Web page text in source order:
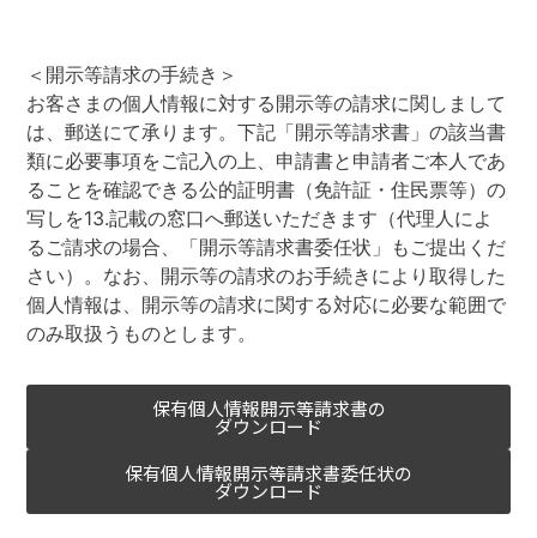
＜開示等請求の手続き＞
お客さまの個人情報に対する開示等の請求に関しまして
は、郵送にて承ります。下記「開示等請求書」の該当書
類に必要事項をご記入の上、申請書と申請者ご本人であ
ることを確認できる公的証明書（免許証・住民票等）の
写しを13.記載の窓口へ郵送いただきます（代理人によ
るご請求の場合、「開示等請求書委任状」もご提出くだ
さい）。なお、開示等の請求のお手続きにより取得した
個人情報は、開示等の請求に関する対応に必要な範囲で
のみ取扱うものとします。
保有個人情報開示等請求書の
ダウンロード
保有個人情報開示等請求書委任状の
ダウンロード